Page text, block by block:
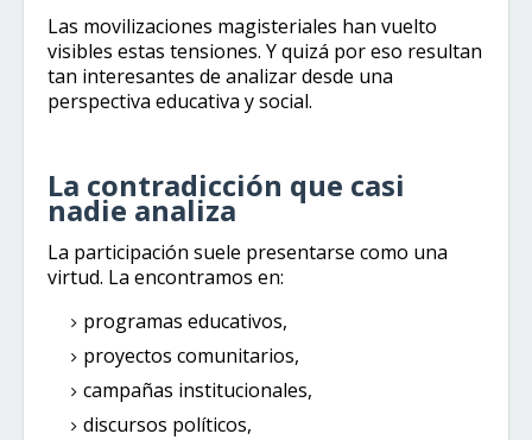
Las movilizaciones magisteriales han vuelto
visibles estas tensiones. Y quizá por eso resultan
tan interesantes de analizar desde una
perspectiva educativa y social.
La contradicción que casi
nadie analiza
La participación suele presentarse como una
virtud. La encontramos en:
programas educativos,
proyectos comunitarios,
campañas institucionales,
discursos políticos,